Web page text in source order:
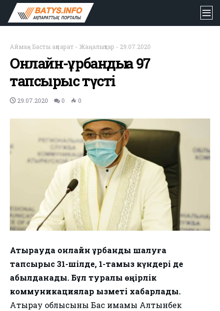
Аймақ- Басты ақпарат - Жаңалықтар - 29.07.2020
Онлайн-құрбандыққа 97
тапсырыс түсті
29.07.2020 0 0
Атырауда онлайн құрбандық шалуға
тапсырыс 31-шілде, 1-тамыз күндері де
қабылданады. Бұл туралы өңірлік
коммуникациялар қызметі хабарлады.
Атырау облысының Бас имамы Алтынбек